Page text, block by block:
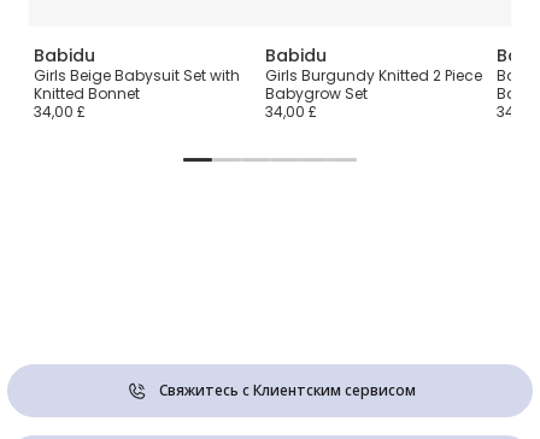
Babidu
Girls Beige Babysuit Set with
Knitted Bonnet
34,00 £
Babidu
Girls Burgundy Knitted 2 Piece
Babygrow Set
34,00 £
Boys
34,00
Свяжитесь с Клиентским сервисом